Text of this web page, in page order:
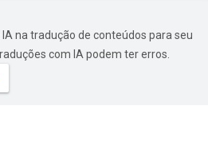
na tradução de conteúdos para seu
com IA podem ter erros.